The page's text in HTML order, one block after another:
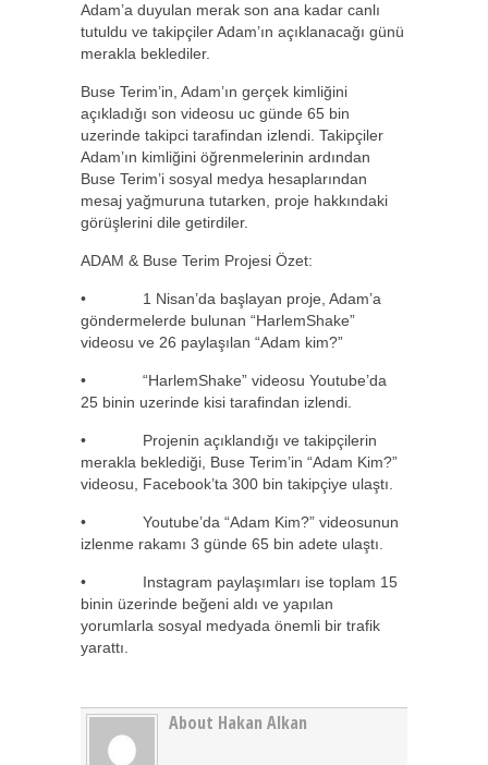
Adam’a duyulan merak son ana kadar canlı
tutuldu ve takipçiler Adam’ın açıklanacağı günü
merakla beklediler.
Buse Terim’in, Adam’ın gerçek kimliğini
açıkladığı son videosu uc günde 65 bin
uzerinde takipci tarafindan izlendi. Takipçiler
Adam’ın kimliğini öğrenmelerinin ardından
Buse Terim’i sosyal medya hesaplarından
mesaj yağmuruna tutarken, proje hakkındaki
görüşlerini dile getirdiler.
ADAM & Buse Terim Projesi Özet:
• 1 Nisan’da başlayan proje, Adam’a
göndermelerde bulunan “HarlemShake”
videosu ve 26 paylaşılan “Adam kim?”
• “HarlemShake” videosu Youtube’da
25 binin uzerinde kisi tarafindan izlendi.
• Projenin açıklandığı ve takipçilerin
merakla beklediği, Buse Terim’in “Adam Kim?”
videosu, Facebook’ta 300 bin takipçiye ulaştı.
• Youtube’da “Adam Kim?” videosunun
izlenme rakamı 3 günde 65 bin adete ulaştı.
• Instagram paylaşımları ise toplam 15
binin üzerinde beğeni aldı ve yapılan
yorumlarla sosyal medyada önemli bir trafik
yarattı.
About Hakan Alkan